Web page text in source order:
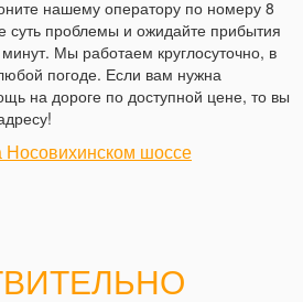
нашему оператору по номеру 8
суть проблемы и ожидайте прибытия
Мы работаем круглосуточно, в
погоде. Если вам нужна
на дороге по доступной цене, то вы
Носовихинском шоссе